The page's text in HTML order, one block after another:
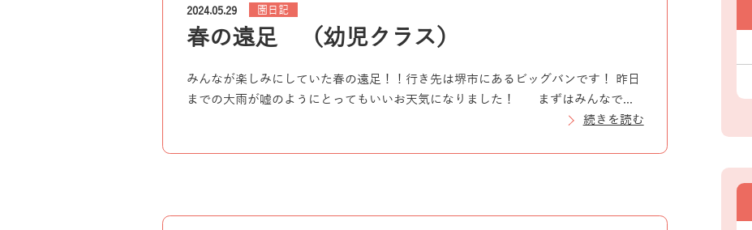
2024.05.29 園日記
春の遠足 （幼児クラス）
みんなが楽しみにしていた春の遠足！！行き先は堺市にあるビッグバンです！ 昨日
までの大雨が嘘のようにとってもいいお天気になりました！ まずはみんなで...
続きを読む